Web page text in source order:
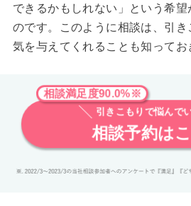
できるかもしれない」という希
のです。このように相談は、引
気を与えてくれることも知ってお
相談満足度90.0%※
引きこもりで悩んで
相談予約は